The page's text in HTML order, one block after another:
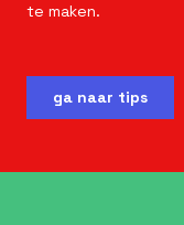
te maken.
ga naar tips